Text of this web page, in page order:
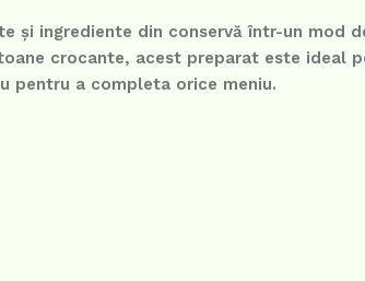
și ingrediente din conservă într-un mod
crocante, acest preparat este ideal
pentru a completa orice meniu.